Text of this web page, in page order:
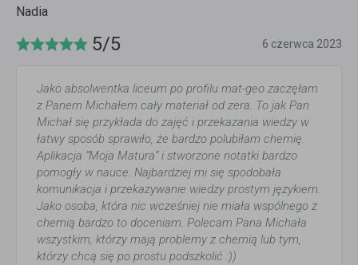
Nadia
5/5 6 czerwca 2023
Jako absolwentka liceum po profilu mat-geo zaczęłam
z Panem Michałem cały materiał od zera. To jak Pan
Michał się przykłada do zajęć i przekazania wiedzy w
łatwy sposób sprawiło, że bardzo polubiłam chemię.
Aplikacja “Moja Matura“ i stworzone notatki bardzo
pomogły w nauce. Najbardziej mi się spodobała
komunikacja i przekazywanie wiedzy prostym językiem.
Jako osoba, która nic wcześniej nie miała wspólnego z
chemią bardzo to doceniam. Polecam Pana Michała
wszystkim, którzy mają problemy z chemią lub tym,
którzy chcą się po prostu podszkolić :))